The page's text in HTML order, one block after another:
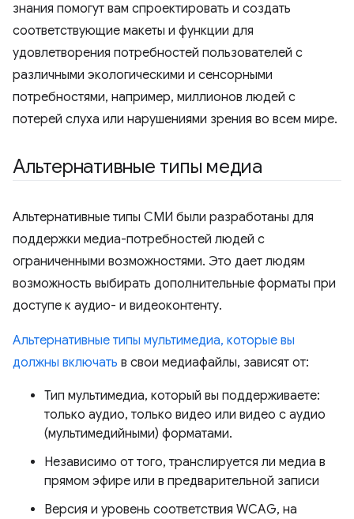
знания помогут вам спроектировать и создать
соответствующие макеты и функции для
удовлетворения потребностей пользователей с
различными экологическими и сенсорными
потребностями, например, миллионов людей с
потерей слуха или нарушениями зрения во всем мире.
Альтернативные типы медиа
Альтернативные типы СМИ были разработаны для
поддержки медиа-потребностей людей с
ограниченными возможностями. Это дает людям
возможность выбирать дополнительные форматы при
доступе к аудио- и видеоконтенту.
Альтернативные типы мультимедиа, которые вы
должны включать в свои медиафайлы, зависят от:
Тип мультимедиа, который вы поддерживаете:
только аудио, только видео или видео с аудио
(мультимедийными) форматами.
Независимо от того, транслируется ли медиа в
прямом эфире или в предварительной записи
Версия и уровень соответствия WCAG, на